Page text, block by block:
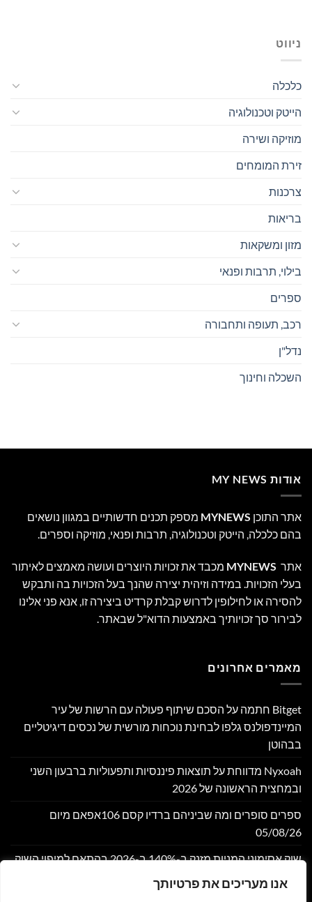
אנו מעריכים את פרטיותך
ניווט
כלכלה
הייטק וטכנולוגיה
מוזיקה ושירה
זירת המומחים
צרכנות
בריאות
מזון ומשקאות
בילוי, תרבות ופנאי
ספרים
רכב, תעופה ותחבורה
נדל"ן
השכלה וחינוך
אודות MY NEWS
אתר התוכן MYNEWS מספק תכנים חדשותיים במגוון נושאים
בהם כלכלה, הייטק וטכנולוגיה, תרבות ופנאי, מוזיקה וספרים.
אתר MYNEWS מכבד את זכויות היוצרים ועושה מאמצים לאיתור
בעלי הזכויות. במידה וזיהית יצירה שהנך בעל הזכויות בה ותבקש
להסירה או לחילופין לדרוש קבלת קרדיט ביצירה זו, אנא פני אלינו
לבירור סך זכויותיך באמצעות הדוא"ל שבאתר.
מאמרים אחרונים
Bitget חתמה על הסכם שיתוף פעולה עם הרשות של עיר
המיינדפולנס גלפו לבחינת נוכחות מורשית של נכסים דיגיטליים
בבהוטן
Nyxoah מדווחת על תוצאות פיננסיות ותפעוליות ברבעון השני
ובמחצית הראשונה של 2026
ספרים סופרים ומה שביניהם ברדיו קסם 106אפאם מיום
05/08/26
שוק אסימוני המניות מזנק ב-140% ב-2026 בהתאם למיפוי השוק